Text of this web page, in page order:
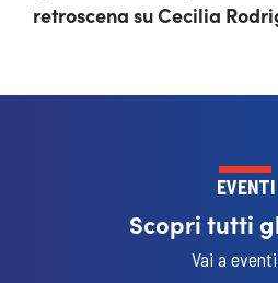
retroscena su Cecilia
EVENTI
Scopri tutti
Vai a eventi